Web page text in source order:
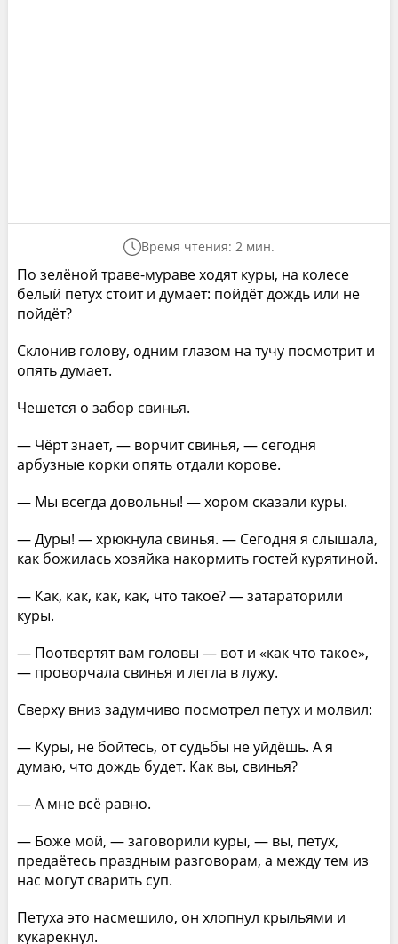
Время чтения: 2 мин.
По зелёной траве-мураве ходят куры, на колесе
белый петух стоит и думает: пойдёт дождь или не
пойдёт?
Склонив голову, одним глазом на тучу посмотрит и
опять думает.
Чешется о забор свинья.
— Чёрт знает, — ворчит свинья, — сегодня
арбузные корки опять отдали корове.
— Мы всегда довольны! — хором сказали куры.
— Дуры! — хрюкнула свинья. — Сегодня я слышала,
как божилась хозяйка накормить гостей курятиной.
— Как, как, как, как, что такое? — затараторили
куры.
— Поотвертят вам головы — вот и «как что такое»,
— проворчала свинья и легла в лужу.
Сверху вниз задумчиво посмотрел петух и молвил:
— Куры, не бойтесь, от судьбы не уйдёшь. А я
думаю, что дождь будет. Как вы, свинья?
— А мне всё равно.
— Боже мой, — заговорили куры, — вы, петух,
предаётесь праздным разговорам, а между тем из
нас могут сварить суп.
Петуха это насмешило, он хлопнул крыльями и
кукарекнул.